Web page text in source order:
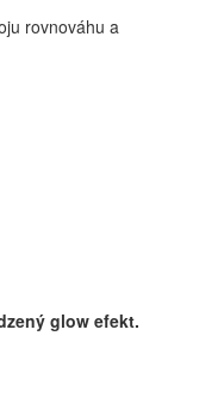
rovnováhu a
glow efekt.